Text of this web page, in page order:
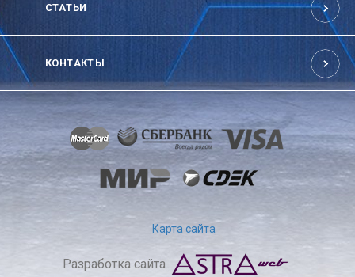
СТАТЬИ
КОНТАКТЫ
Карта сайта
Разработка сайта